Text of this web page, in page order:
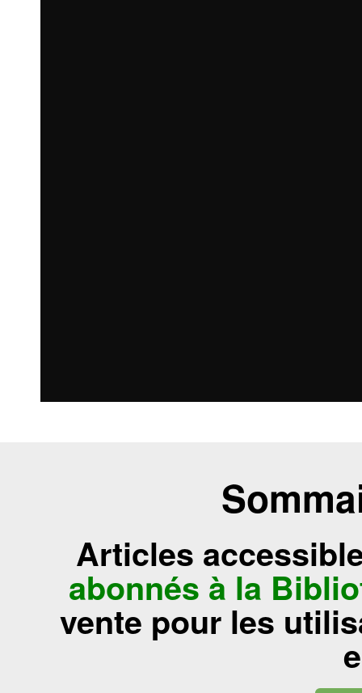
Articles
abonnés à la
vente pour les